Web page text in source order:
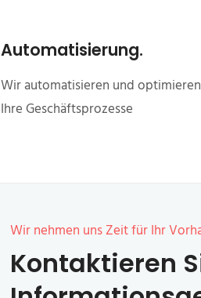
Automatisierung.
Wir automatisieren und optimieren
Ihre Geschäftsprozesse
Wir nehmen uns Zeit für Ihr
Kontaktieren